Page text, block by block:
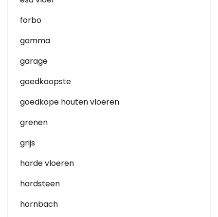
forbo
gamma
garage
goedkoopste
goedkope houten vloeren
grenen
grijs
harde vloeren
hardsteen
hornbach